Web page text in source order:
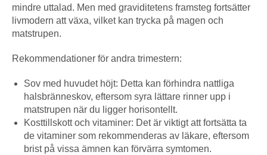
mindre uttalad. Men med graviditetens framsteg fortsätter
livmodern att växa, vilket kan trycka på magen och
matstrupen.
Rekommendationer för andra trimestern:
Sov med huvudet höjt: Detta kan förhindra nattliga
halsbränneskov, eftersom syra lättare rinner upp i
matstrupen när du ligger horisontellt.
Kosttillskott och vitaminer: Det är viktigt att fortsätta ta
de vitaminer som rekommenderas av läkare, eftersom
brist på vissa ämnen kan förvärra symtomen.